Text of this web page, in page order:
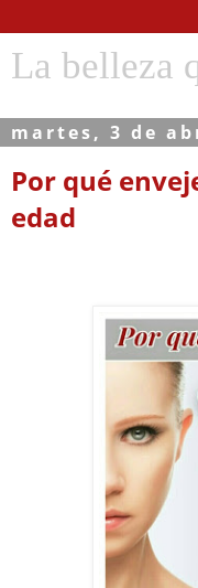
La belleza
martes, 3 de
Por qué
edad